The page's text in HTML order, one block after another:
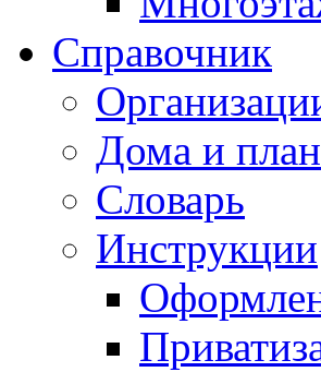
Справочник
Дома и
Словарь
Инструкции